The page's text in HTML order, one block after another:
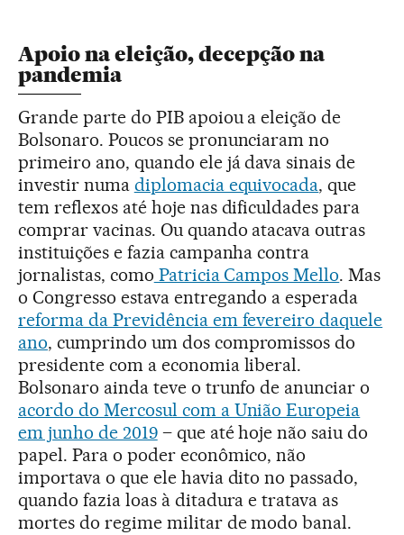
Apoio na eleição, decepção na
pandemia
Grande parte do PIB apoiou a eleição de
Bolsonaro. Poucos se pronunciaram no
primeiro ano, quando ele já dava sinais de
investir numa diplomacia equivocada, que
tem reflexos até hoje nas dificuldades para
comprar vacinas. Ou quando atacava outras
instituições e fazia campanha contra
jornalistas, como Patricia Campos Mello. Mas
o Congresso estava entregando a esperada
reforma da Previdência em fevereiro daquele
ano, cumprindo um dos compromissos do
presidente com a economia liberal.
Bolsonaro ainda teve o trunfo de anunciar o
acordo do Mercosul com a União Europeia
em junho de 2019– que até hoje não saiu do
papel. Para o poder econômico, não
importava o que ele havia dito no passado,
quando fazia loas à ditadura e tratava as
mortes do regime militar de modo banal.